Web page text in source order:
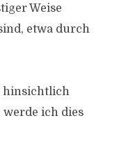
Weise
etwa durch
hinsichtlich
werde ich dies